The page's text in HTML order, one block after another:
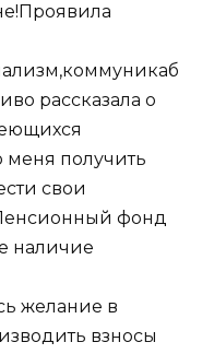
рассказала о
меня получить
свои
фонд
наличие
желание в
взносы